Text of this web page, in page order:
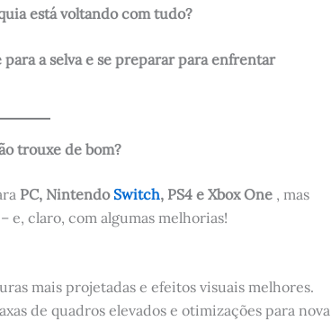
está voltando com tudo?
a selva e se preparar para enfrentar
trouxe de bom?
PC, Nintendo Switch, PS4 e Xbox One , mas
– e, claro, com algumas melhorias!
mais projetadas e efeitos visuais melhores.
de quadros elevados e otimizações para nova